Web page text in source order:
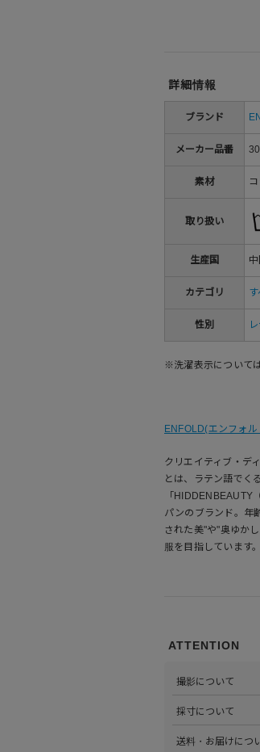
詳細情報
ブランド
メーカー品番
素材
取り扱い
生産国 中
カテゴリ
性別
※洗濯表示について
ENFOLD(エンフォル
クリエイティブ・デ
とは、ラテン語でく
「HIDDENBEAUTY
パンのブランド。年
された美"や"奥ゆか
服を目指しています。
ATTENTION
撮影について
心がけています。詳
採寸について
部サイズタブか、ま
送料・お届けにつ